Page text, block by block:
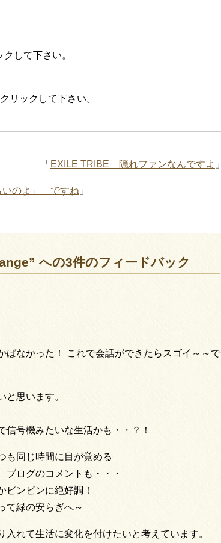
して下さい。
リックして下さい。
「 EXILE TRIBE 隠れファンなんですよ 」
いのよ」 ですね 」
への3件のフィードバック
ばなかった！ これで会話ができたらスゴイ～～で
思います。
号機みたいな生活かも・・？！
も同じ時間に目が覚める
ブログのコメントも・・・
ビンビンに絶好調！
て緑の安らぎへ～
れて生活に変化を付けたいと考えています。